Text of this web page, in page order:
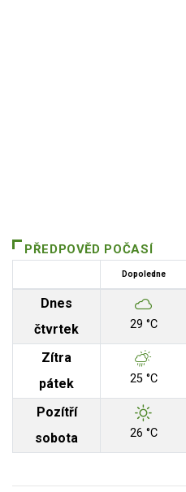
PŘEDPOVĚD POČASÍ
Dopoledne
Dnes
čtvrtek
29 °C
Zítra
pátek
25 °C
Pozítří
sobota
26 °C